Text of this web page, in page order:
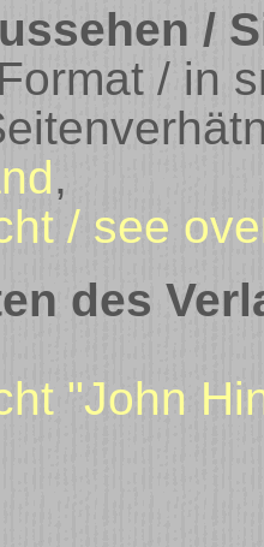
/
/ in
,
/ see
des
"John